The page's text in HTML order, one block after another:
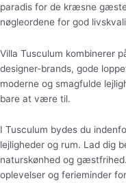
paradis for de kræsne
nøgleordene for god
Villa Tusculum kombinerer
designer-brands, gode
moderne og smagfulde
bare at være til.
I Tusculum bydes du
lejligheder og rum. Lad dig
naturskønhed og
oplevelser og ferieminder